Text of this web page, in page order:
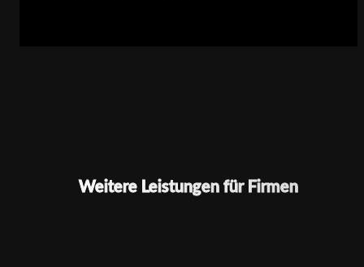
Weitere Leistungen für Firmen